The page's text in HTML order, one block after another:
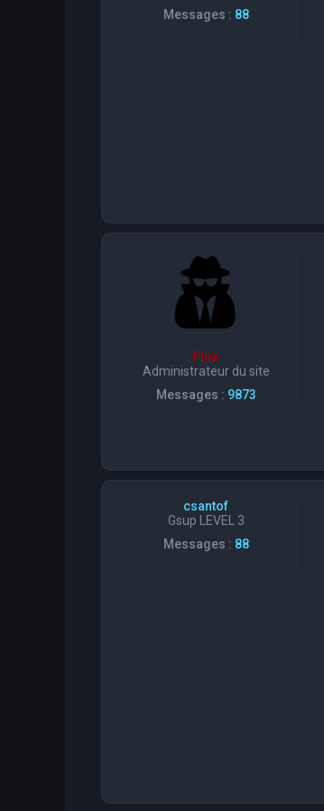
Messages : 88
Flox
Administrateur du site
Messages : 9873
csantof
Gsup LEVEL 3
Messages : 88